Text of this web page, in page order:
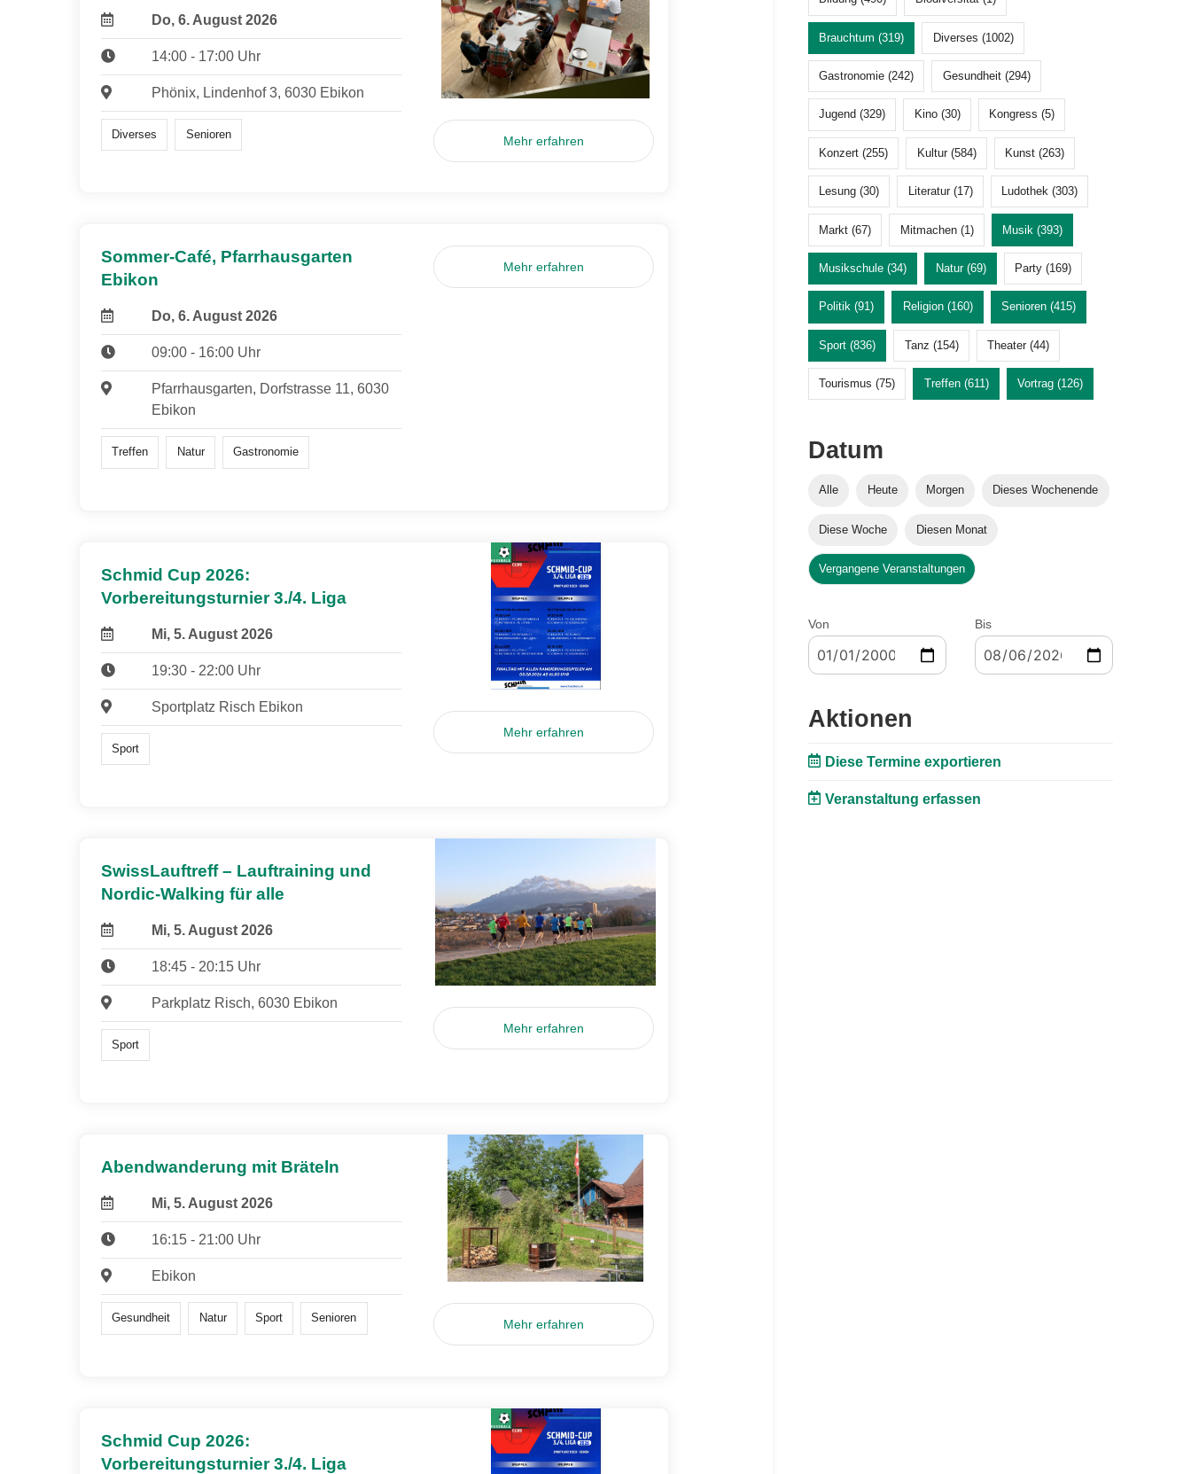
Do, 6. August 2026
14:00 - 17:00 Uhr
Phönix, Lindenhof 3, 6030 Ebikon
Diverses Senioren Mehr erfahren
Sommer-Café, Pfarrhausgarten
Ebikon
Do, 6. August 2026
09:00 - 16:00 Uhr
Pfarrhausgarten, Dorfstrasse 11, 6030
Ebikon
Treffen Natur Gastronomie
Mehr erfahren
Schmid Cup 2026:
Vorbereitungsturnier 3./4. Liga
Mi, 5. August 2026
19:30 - 22:00 Uhr
Sportplatz Risch Ebikon
Sport
Mehr erfahren
SwissLauftreff – Lauftraining und
Nordic-Walking für alle
Mi, 5. August 2026
18:45 - 20:15 Uhr
Parkplatz Risch, 6030 Ebikon
Sport
Mehr erfahren
Abendwanderung mit Bräteln
Mi, 5. August 2026
16:15 - 21:00 Uhr
Ebikon
Gesundheit Natur Sport Senioren Mehr erfahren
Schmid Cup 2026:
Vorbereitungsturnier 3./4. Liga
Brauchtum (319) Diverses (1002)
Gastronomie (242) Gesundheit (294)
Jugend (329) Kino (30) Kongress (5)
Konzert (255) Kultur (584) Kunst (263)
Lesung (30) Literatur (17) Ludothek (303)
Markt (67) Mitmachen (1) Musik (393)
Musikschule (34) Natur (69) Party (169)
Politik (91) Religion (160) Senioren (415)
Sport (836) Tanz (154) Theater (44)
Tourismus (75) Treffen (611) Vortrag (126)
Datum
Alle Heute Morgen Dieses Wochenende
Diese Woche Diesen Monat
Vergangene Veranstaltungen
Von Bis
Aktionen
Diese Termine exportieren
Veranstaltung erfassen